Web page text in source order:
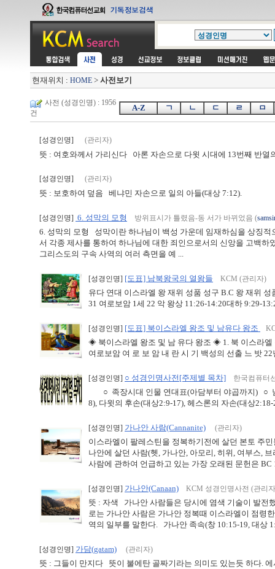
현재위치 : HOME > 사전보기
사전 (성경인명) : 1956
건
A-Z ㄱ ㄴ ㄷ ㄹ ㅁ
[성경인명] (관리자)
뜻 : 여호와께서 가리신다 아론 자손으로 다윗 시대에 13번째 반열
[성경인명] (관리자)
뜻 : 보호하여 덮음 베냐민 자손으로 일의 아들(대상 7:12).
[성경인명] 6. 성막의 모형 방위표시가 틀렸음-동 서가 바뀌었음 (
6. 성막의 모형 성막이란 하나님이 백성 가운데 임재하심을 상징
서 각종 제사를 통하여 하나님에 대한 죄인으로서의 신앙을 고백
그리스도의 구속 사역의 여러 측면을 예 ...
[성경인명] [도표] 남북왕국의 열왕들 KCM (관리자)
유다 연대 이스라엘 왕 재위 성품 성구 B.C 왕 재위
31 여로보암 1세 22 악 왕상 11:26-14:20대하 9:29-
[성경인명] [도표] 북이스라엘 왕조 및 남유다 왕조
◈ 북이스라엘 왕조 및 남 유다 왕조 ◈ 1. 북 이스라엘
여로보암 여 로 보 암 내 란 시 기 백성의 선출 느 밧
[성경인명] ○ 성경인명사전[주제별 목차] 한국컴퓨터
○ 족장시대 인물 연대표(아담부터 야곱까지) ○
8), 다윗의 후손(대상2:9-17), 헤스론의 자손(대상
[성경인명] 가나안 사람(Cannanite) (관리자)
이스라엘이 팔레스틴을 정복하기전에 살던 본토 주
나안에 살던 사람(헷, 가나안, 아모리, 히위, 여부스,
사람에 관하여 언급하고 있는 가장 오래된 문헌은 BC
[성경인명] 가나안(Canaan) KCM 성경인명사전 (관리
뜻 : 자색 가나안 사람들은 당시에 염색 기술이 발전
로는 가나안 사람은 가나안 정복때 이스라엘이 점령
역의 일부를 말한다. 가나안 족속(창 10:15-19, 대상
[성경인명] 가담(gatam) (관리자)
뜻 : 그들이 만지다 뜻이 불에탄 골짜기라는 의미도 있는듯 하다.